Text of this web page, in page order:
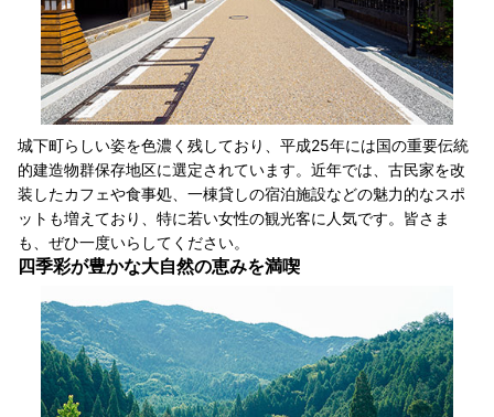
城下町らしい姿を色濃く残しており、平成25年には国の重要伝統
的建造物群保存地区に選定されています。近年では、古民家を改
装したカフェや食事処、一棟貸しの宿泊施設などの魅力的なスポ
ットも増えており、特に若い女性の観光客に人気です。皆さま
も、ぜひ一度いらしてください。
四季彩が豊かな大自然の恵みを満喫